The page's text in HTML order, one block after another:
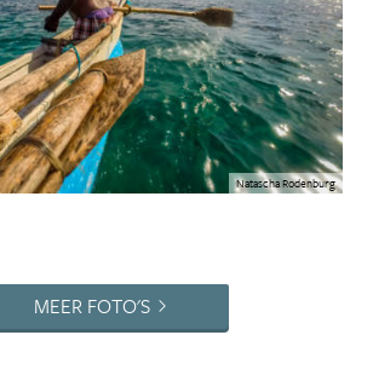
Natascha Rodenburg
MEER FOTO'S